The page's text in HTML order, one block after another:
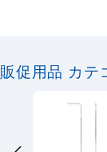
販促用品 カテ